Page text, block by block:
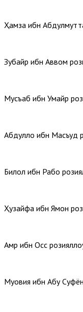
Ҳамза ибн
Зубайр ибн Аввом
Мусъаб ибн Умайр
Абдуллоҳ ибн Масъуд
Билол ибн Рабоҳ
Ҳузайфа ибн Ямон
Амр ибн Осс
Муовия ибн Абу Суфён